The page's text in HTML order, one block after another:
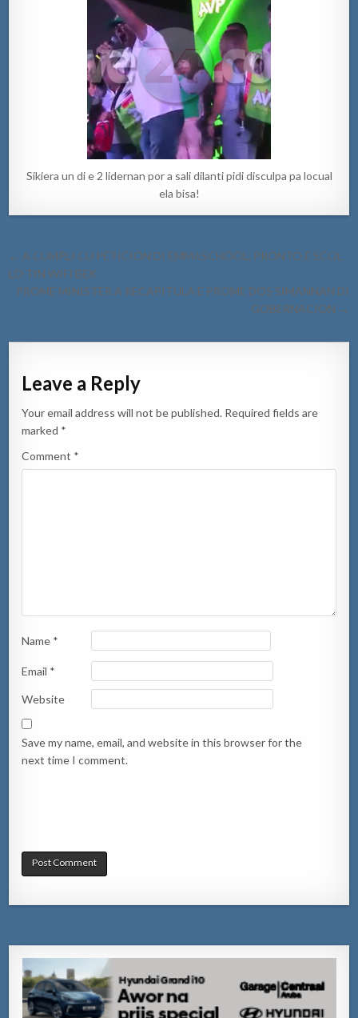
Sikiera un di e 2 lidernan por a sali dilanti pidi disculpa pa locual
ela bisa!
Post
navigation
← A CUMPLI CU PETICION DI EMMASCHOOL, PRONTO E SCOL
LO TIN WIFI BEK.
PROME MINISTER A RECAPITULA E PROME DOS SIMANNAN DI
GOBERNACION →
Leave a Reply
Your email address will not be published. Required fields are
marked *
Comment *
Name *
Email *
Website
Save my name, email, and website in this browser for the
next time I comment.